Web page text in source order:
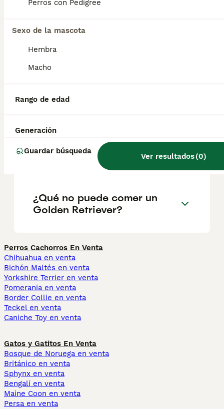
Perros con Pedigree
Sexo de la mascota
Hembra
Macho
Rango de edad
Generación
Guardar búsqueda
Ver resultados(0)
¿Cuáles son los 3 tipos de
¿Es mejor un labrador o un
¿Cómo saber si un cachorro
golden es original?
¿Qué no puede comer un
Golden Retriever?
Perros Cachorros En Venta
Chihuahua en venta
Bichón Maltés en venta
Yorkshire Terrier en venta
Pomerania en venta
Border Collie en venta
Teckel en venta
Caniche Toy en venta
Gatos y Gatitos En Venta
Bosque de Noruega en venta
Británico en venta
Sphynx en venta
Bengalí en venta
Maine Coon en venta
Persa en venta